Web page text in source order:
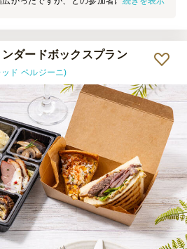
に対してお値段も手ごろだと思います。
ィンの見た目が少し地味で手を付けてい
少し色味があるとより良いかと思いまし
するのが面倒だったため、オプション
（もしくは～200円くらいで500ml）
いなと思いました。（サービス☆4.5の
ダードボックスプラン
ド ペルジーニ)